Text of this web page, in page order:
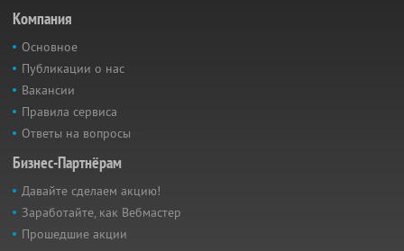
Компания
Основное
Публикации о нас
Вакансии
Правила сервиса
Ответы на вопросы
Бизнес-Партнёрам
Давайте сделаем акцию!
Заработайте, как Вебмастер
Прошедшие акции